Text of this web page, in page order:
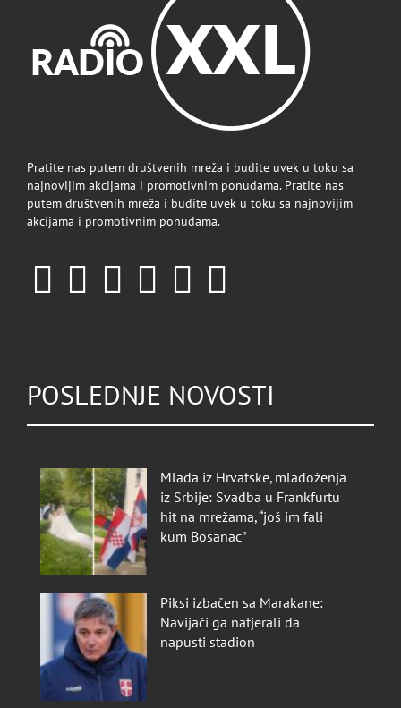
Pratite nas putem društvenih mreža i budite uvek u toku sa
najnovijim akcijama i promotivnim ponudama. Pratite nas
putem društvenih mreža i budite uvek u toku sa najnovijim
akcijama i promotivnim ponudama.
POSLEDNJE NOVOSTI
Mlada iz Hrvatske, mladoženja
iz Srbije: Svadba u Frankfurtu
hit na mrežama, “još im fali
kum Bosanac”
Piksi izbačen sa Marakane:
Navijači ga natjerali da
napusti stadion